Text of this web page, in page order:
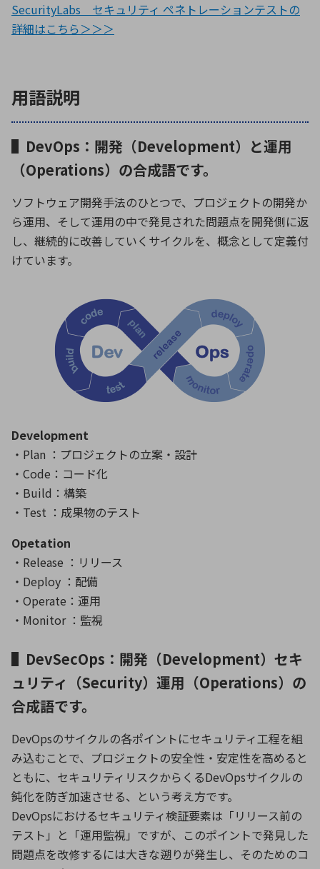
SecurityLabs セキュリティ ペネトレーションテストの
詳細はこちら＞＞＞
用語説明
▌DevOps：開発（Development）と運用
（Operations）の合成語です。
ソフトウェア開発手法のひとつで、プロジェクトの開発か
ら運用、そして運用の中で発見された問題点を開発側に返
し、継続的に改善していくサイクルを、概念として定義付
けています。
Development
・Plan ：プロジェクトの立案・設計
・Code：コード化
・Build：構築
・Test ：成果物のテスト
Opetation
・Release ：リリース
・Deploy ：配備
・Operate：運用
・Monitor ：監視
▌DevSecOps：開発（Development）セキ
ュリティ（Security）運用（Operations）の
合成語です。
DevOpsのサイクルの各ポイントにセキュリティ工程を組
み込むことで、プロジェクトの安全性・安定性を高めると
ともに、セキュリティリスクからくるDevOpsサイクルの
鈍化を防ぎ加速させる、という考え方です。
DevOpsにおけるセキュリティ検証要素は「リリース前の
テスト」と「運用監視」ですが、このポイントで発見した
問題点を改修するには大きな遡りが発生し、そのためのコ